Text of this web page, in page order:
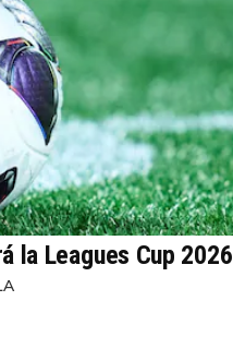
la Leagues Cup 2026